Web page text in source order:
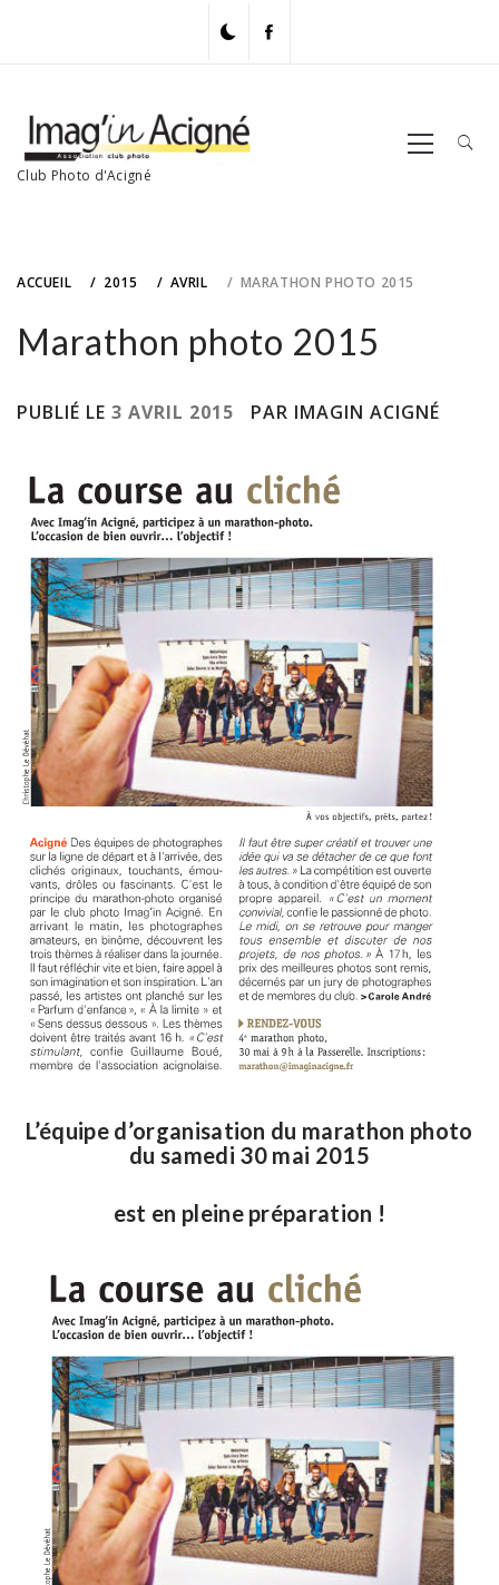
Club Photo d'Acigné
Primary
Menu
ACCUEIL 2015 AVRIL MARATHON PHOTO 2015
Marathon photo 2015
PUBLIÉ LE 3 AVRIL 2015 PAR IMAGIN ACIGNÉ
L’équipe d’organisation du marathon photo
du samedi 30 mai 2015
est en pleine préparation !